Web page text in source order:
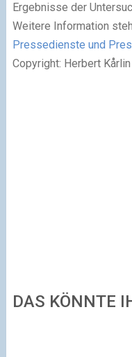
Ergebnisse der
Weitere Information
Pressedienste und
Copyright: Herbert Kårlin
DAS KÖNNTE